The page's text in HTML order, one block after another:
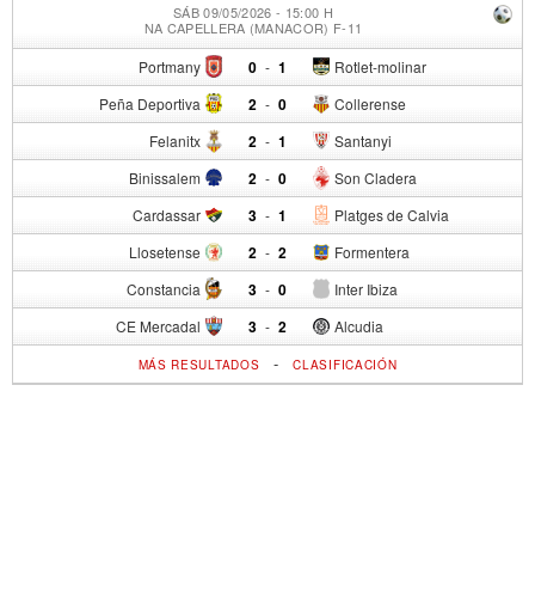
SÁB 09/05/2026 - 15:00 H
NA CAPELLERA (MANACOR) F-11
Portmany 0 - Rotlet-molinar
1
Peña Deportiva 2 - Collerense
0
Felanitx 2 - Santanyi
1
Binissalem 2 - Son Cladera
0
Cardassar 3 - Platges de Calvia
1
Llosetense 2 - Formentera
2
Constancia 3 - Inter Ibiza
0
CE Mercadal 3 - Alcudia
2
MÁS RESULTADOS -CLASIFICACIÓN